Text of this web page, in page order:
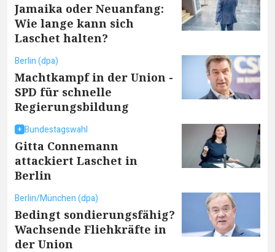
Jamaika oder Neuanfang:
Wie lange kann sich
Laschet halten?
Berlin (dpa)
Machtkampf in der Union -
SPD für schnelle
Regierungsbildung
Bundestagswahl
Gitta Connemann
attackiert Laschet in
Berlin
Berlin/München (dpa)
Bedingt sondierungsfähig?
Wachsende Fliehkräfte in
der Union